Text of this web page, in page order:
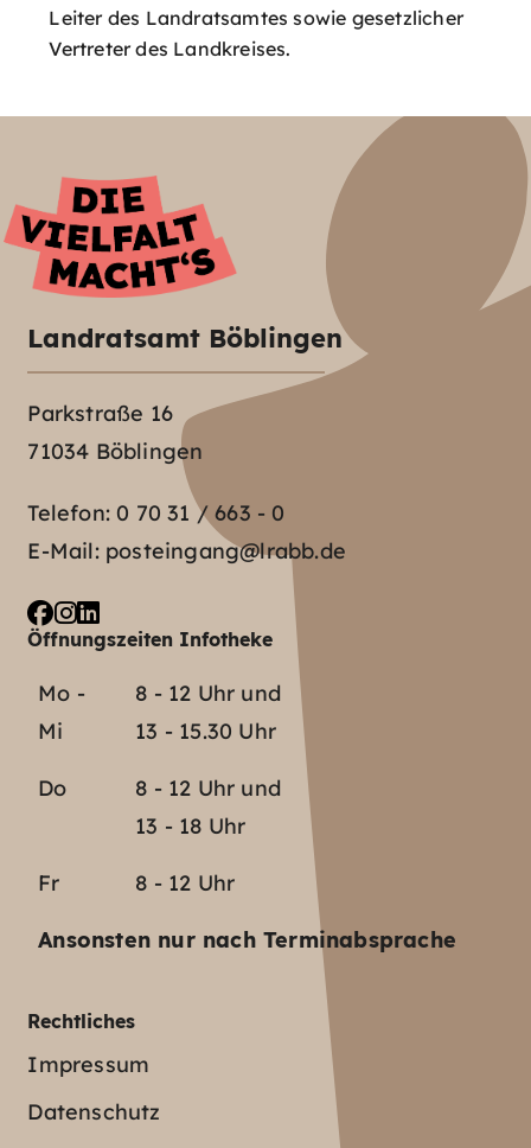
Leiter des Landratsamtes sowie gesetzlicher
Vertreter des Landkreises.
Landratsamt Böblingen
Parkstraße 16
71034 Böblingen
Telefon:0 70 31 / 663 - 0
E-Mail: posteingang@lrabb.de
Öffnungszeiten Infotheke
Mo -
Mi
8 - 12 Uhr und
13 - 15.30 Uhr
Do
8 - 12 Uhr und
13 - 18 Uhr
Fr 8 - 12 Uhr
Ansonsten nur nach Terminabsprache
Rechtliches
Impressum
Datenschutz